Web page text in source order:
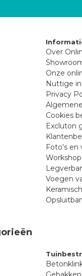
Over
Onze
Nuttige
Privacy
Cookies
Excluton
Foto's en
Voegen